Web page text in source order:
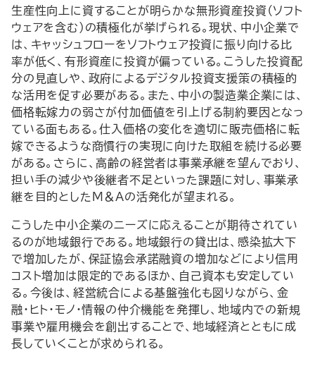
生産性向上に資することが明らかな無形資産投資（ソフト
ウェアを含む）の積極化が挙げられる。現状、中小企業で
は、キャッシュフローをソフトウェア投資に振り向ける比
率が低く、有形資産に投資が偏っている。こうした投資配
分の見直しや、政府によるデジタル投資支援策の積極的
な活用を促す必要がある。また、中小の製造業企業には、
価格転嫁力の弱さが付加価値を引上げる制約要因となっ
ている面もある。仕入価格の変化を適切に販売価格に転
嫁できるような商慣行の実現に向けた取組を続ける必要
がある。さらに、高齢の経営者は事業承継を望んでおり、
担い手の減少や後継者不足といった課題に対し、事業承
継を目的としたM＆Aの活発化が望まれる。
こうした中小企業のニーズに応えることが期待されてい
るのが地域銀行である。地域銀行の貸出は、感染拡大下
で増加したが、保証協会承諾融資の増加などにより信用
コスト増加は限定的であるほか、自己資本も安定してい
る。今後は、経営統合による基盤強化も図りながら、金
融・ヒト・モノ・情報の仲介機能を発揮し、地域内での新規
事業や雇用機会を創出することで、地域経済とともに成
長していくことが求められる。